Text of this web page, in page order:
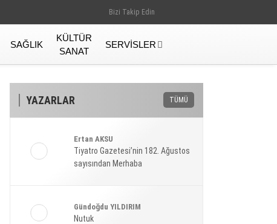
Bizi Takip Edin
SAĞLIK
KÜLTÜR
SANAT
SERVISLER
YAZARLAR TÜMÜ
Ertan AKSU
Tiyatro Gazetesi’nin 182. Ağustos
sayısından Merhaba
Gündoğdu YILDIRIM
Nutuk